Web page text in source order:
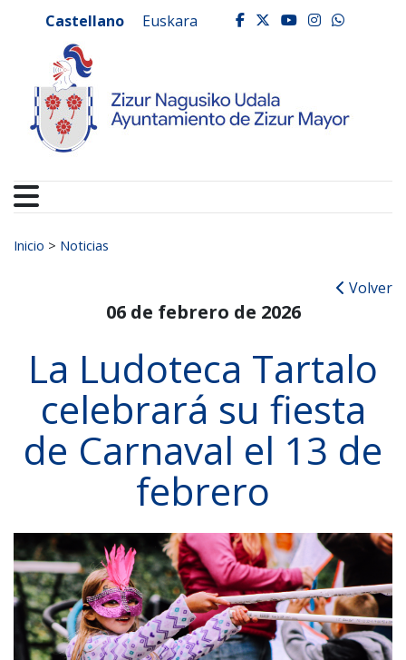
Ayuntamiento de
Castellano Euskara facebook
twitter
youtube
Buscar:
Inicio > Noticias
Volver
06 de febrero de 2026
La Ludoteca Tartalo
celebrará su fiesta
de Carnaval el 13 de
febrero